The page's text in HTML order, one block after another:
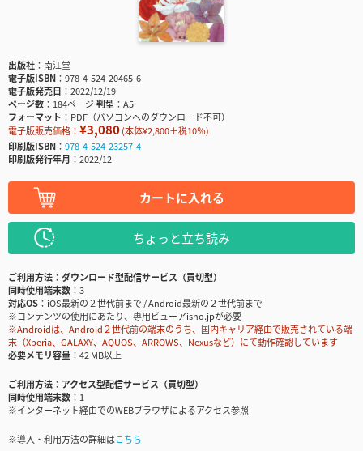
出版社
南江堂
電子版ISBN
978-4-524-20465-6
電子版発売日
2022/12/19
ページ数
184ページ判型
A5
フォーマット
PDF（パソコンへのダウンロード不可）
電子版販売価格： ¥3,080(本体¥2,800＋税10％)
印刷版ISBN
978-4-524-23257-4
印刷版発行年月
2022/12
カートに入れる
ちょっと立ち読み
ご利用方法
ダウンロード型配信サービス（買切型）
同時使用端末数
3
対応OS
iOS最新の２世代前まで / Android最新の２世代前まで
※コンテンツの使用にあたり、専用ビューアisho.jpが必要
※Androidは、Android２世代前の端末のうち、国内キャリア経由で販売されている端
末（Xperia、GALAXY、AQUOS、ARROWS、Nexusなど）にて動作確認しています
必要メモリ容量
42 MB以上
ご利用方法
アクセス型配信サービス（買切型）
同時使用端末数
1
※インターネット経由でのWEBブラウザによるアクセス参照
※導入・利用方法の詳細はこちら